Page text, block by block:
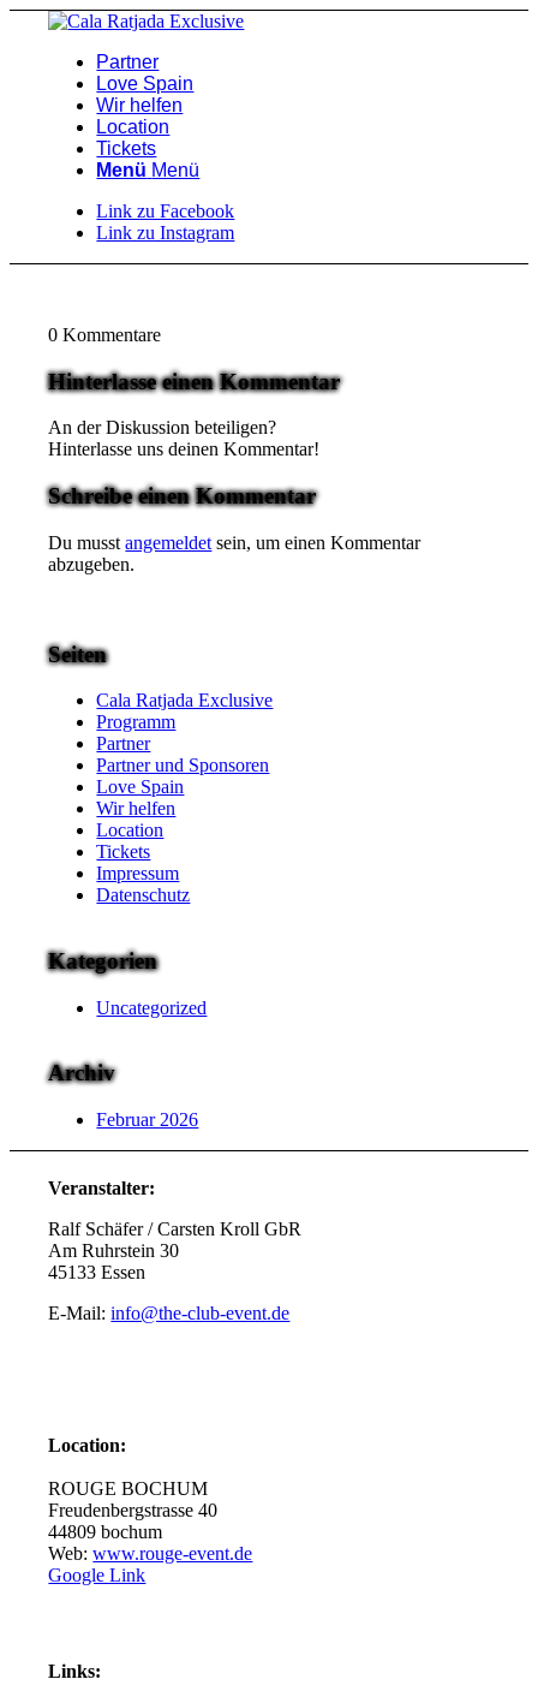
Partner
Love Spain
Wir helfen
Location
Tickets
Menü Menü
Link zu Facebook
Link zu Instagram
0 Kommentare
Hinterlasse einen Kommentar
An der Diskussion beteiligen?
Hinterlasse uns deinen Kommentar!
Schreibe einen Kommentar
Du musstangemeldet sein, um einen Kommentar
abzugeben.
Seiten
Cala Ratjada Exclusive
Programm
Partner
Partner und Sponsoren
Love Spain
Wir helfen
Location
Tickets
Impressum
Datenschutz
Kategorien
Uncategorized
Archiv
Februar 2026
Veranstalter:
Ralf Schäfer / Carsten Kroll GbR
Am Ruhrstein 30
45133 Essen
E-Mail:info@the-club-event.de
Location:
ROUGE BOCHUM
Freudenbergstrasse 40
44809 bochum
Web:www.rouge-event.de
Google Link
Links: